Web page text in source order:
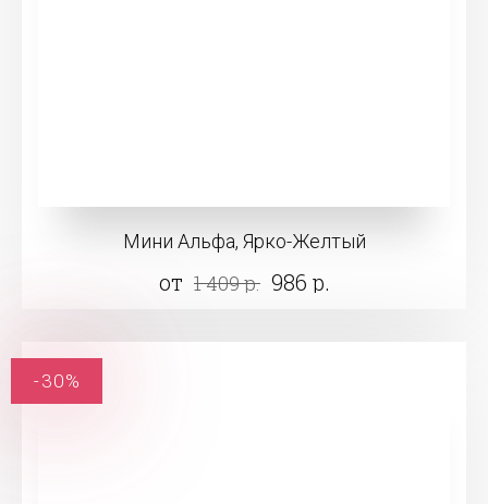
Мини Альфа, Ярко-Желтый
от 1 409 р. 986 р.
-30%